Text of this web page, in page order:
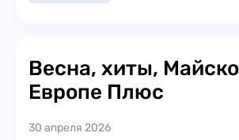
Весна, хиты,
Европе Плюс
30 апреля 2026